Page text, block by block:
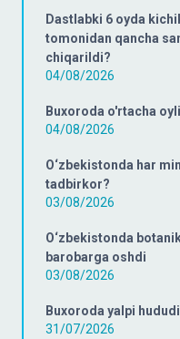
Dastlabki 6 oyda
tomonidan qancha
chiqarildi?
04/08/2026
Buxoroda o'rtacha
04/08/2026
O‘zbekistonda har
tadbirkor?
03/08/2026
O‘zbekistonda
barobarga oshdi
03/08/2026
Buxoroda yalpi
31/07/2026